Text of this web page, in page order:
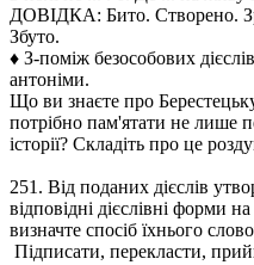
ДОВІДКА: Бито. Створено.
Збуто.
♦ З-поміж безособових
антоніми.
Що ви знаєте про
потрібно пам'ятати не лише
історії? Складіть про це
251. Від поданих дієслів
відповідні дієслівні форми
визначте спосіб їхнього
Підписати, перекласти,